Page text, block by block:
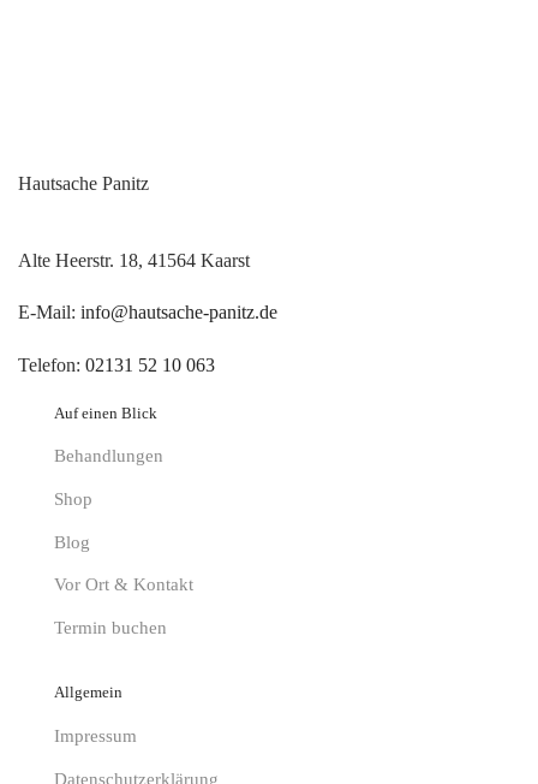
Hautsache Panitz
Alte Heerstr. 18, 41564 Kaarst
E-Mail: info@hautsache-panitz.de
Telefon: 02131 52 10 063
Auf einen Blick
Behandlungen
Shop
Blog
Vor Ort & Kontakt
Termin buchen
Allgemein
Impressum
Datenschutzerklärung